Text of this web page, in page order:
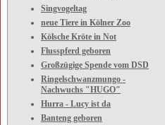
Singvogeltag
neue Tiere in Kölner Zoo
Kölsche Kröte in Not
Flusspferd geboren
Großzügige Spende vom DSD
Ringelschwanzmungo -
Nachwuchs "HUGO"
Hurra - Lucy ist da
Banteng geboren